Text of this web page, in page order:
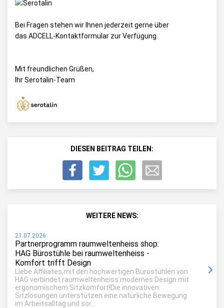
Bei Fragen stehen wir Ihnen jederzeit gerne über
das ADCELL-Kontaktformular zur Verfügung.
Mit freundlichen Grüßen,
Ihr Serotalin-Team
DIESEN BEITRAG TEILEN:
WEITERE NEWS:
21.07.2026
Partnerprogramm raumweltenheiss shop:
HAG Bürostühle bei raumweltenheiss -
Komfort trifft Design
Liebe Affiliates,mit den hochwertigen Bürostühlen von
HAG verbindet raumweltenheiss modernes Design mit
ergonomischem Sitzkomfort!Die innovativen
Sitzlösungen unterstützen eine natürliche Bewegung
im Arbeitsalltag und sor...